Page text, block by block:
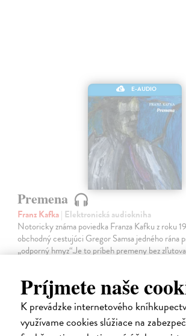
Príjmete naše
K prevádzke internetového
využívame cookies slúžiace na
E-AUDIO
Premena
Franz Kafka| Elektronická audiokniha
Notoricky známa poviedka Franza Kafku z roku
obchodný cestujúci Gregor Samsa jedného rána
„odporný hmyz“.Je to príbeh premeny bez
Na stiahnutie ako
7,00 €